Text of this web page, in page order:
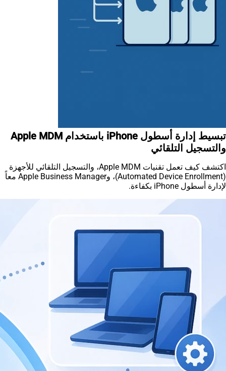
تبسيط إدارة أسطول iPhone باستخدام Apple MDM
والتسجيل التلقائي
اكتشف كيف تعمل تقنيات Apple MDM، والتسجيل التلقائي للأجهزة
(Automated Device Enrollment)، وApple Business Manager معاً
لإدارة أسطول iPhone بكفاءة.